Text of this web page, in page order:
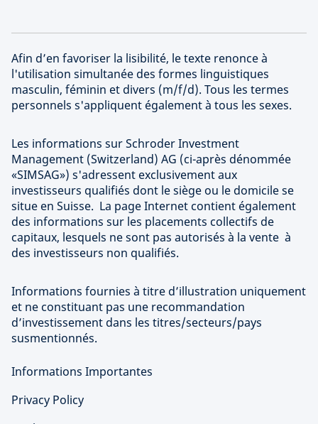
Afin d’en favoriser la lisibilité, le texte renonce à
l'utilisation simultanée des formes linguistiques
masculin, féminin et divers (m/f/d). Tous les termes
personnels s'appliquent également à tous les sexes.
Les informations sur Schroder Investment
Management (Switzerland) AG (ci-après dénommée
«SIMSAG») s'adressent exclusivement aux
investisseurs qualifiés dont le siège ou le domicile se
situe en Suisse. La page Internet contient également
des informations sur les placements collectifs de
capitaux, lesquels ne sont pas autorisés à la vente à
des investisseurs non qualifiés.
Informations fournies à titre d’illustration uniquement
et ne constituant pas une recommandation
d’investissement dans les titres/secteurs/pays
susmentionnés.
Informations Importantes
Privacy Policy